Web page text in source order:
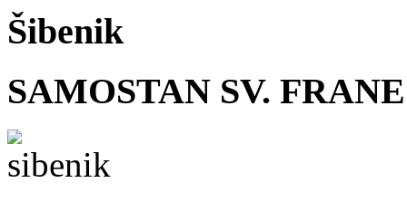
Šibenik
SAMOSTAN SV. FRANE